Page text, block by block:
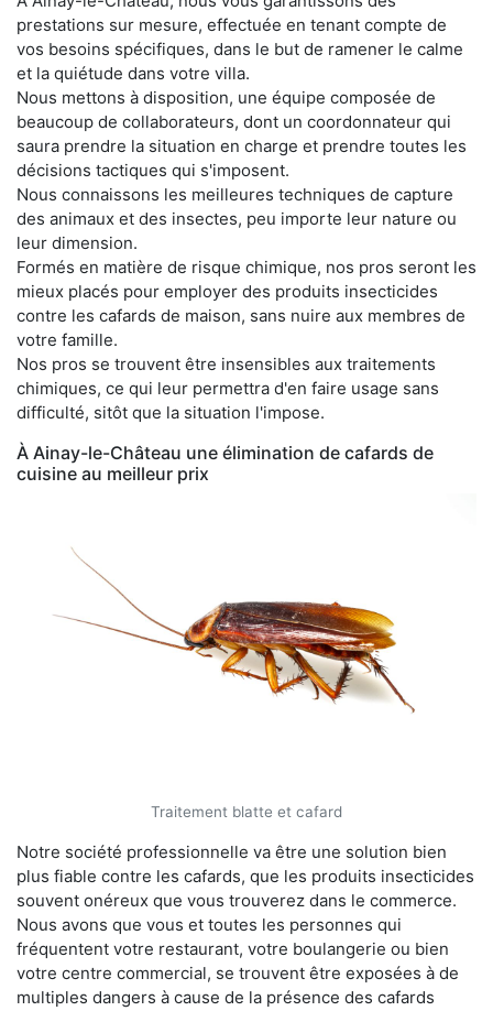
prestations sur mesure, effectuée en tenant compte de
vos besoins spécifiques, dans le but de ramener le calme
et la quiétude dans votre villa.
Nous mettons à disposition, une équipe composée de
beaucoup de collaborateurs, dont un coordonnateur qui
saura prendre la situation en charge et prendre toutes les
décisions tactiques qui s'imposent.
Nous connaissons les meilleures techniques de capture
des animaux et des insectes, peu importe leur nature ou
leur dimension.
Formés en matière de risque chimique, nos pros seront les
mieux placés pour employer des produits insecticides
contre les cafards de maison, sans nuire aux membres de
votre famille.
Nos pros se trouvent être insensibles aux traitements
chimiques, ce qui leur permettra d'en faire usage sans
difficulté, sitôt que la situation l'impose.
À Ainay-le-Château une élimination de cafards de
cuisine au meilleur prix
Traitement blatte et cafard
Notre société professionnelle va être une solution bien
plus fiable contre les cafards, que les produits insecticides
souvent onéreux que vous trouverez dans le commerce.
Nous avons que vous et toutes les personnes qui
fréquentent votre restaurant, votre boulangerie ou bien
votre centre commercial, se trouvent être exposées à de
multiples dangers à cause de la présence des cafards